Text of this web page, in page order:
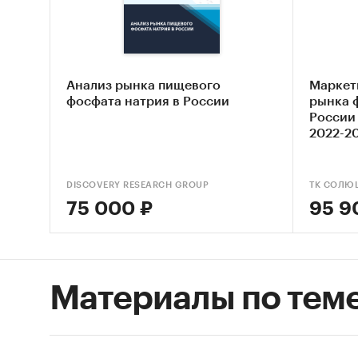
ТН ВЭД:
Анализ рынка пищевого
фосфата натрия в России
DISCOVERY RESEARCH GROUP
75 000 ₽
рынка
2022-
ТК
95
Материалы по